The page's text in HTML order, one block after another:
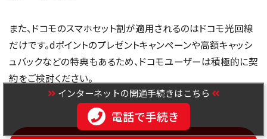
また、ドコモのスマホセット割が適用されるのはドコモ光回線
だけです。dポイントのプレゼントキャンペーンや高額キャッシ
ュバックなどの特典もあるため、ドコモユーザーは積極的に契
約をご検討ください。
＼申し込みはこちら／
インターネットの開通手続きはこちら
電話で手続き